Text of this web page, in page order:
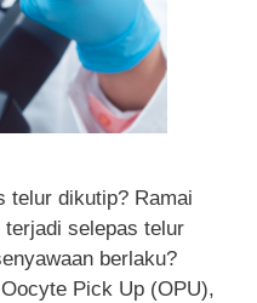
telur dikutip? Ramai
selepas telur
berlaku?
Pick Up (OPU),